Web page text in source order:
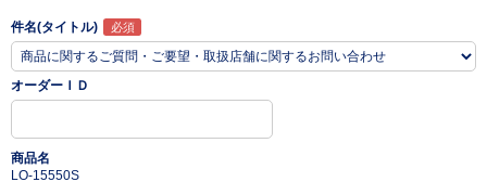
件名(タイトル)
オーダーＩＤ
商品名
LO-15550S